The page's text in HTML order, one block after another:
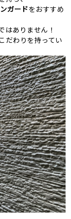
ガードをおすすめ
はありません！
だわりを持ってい